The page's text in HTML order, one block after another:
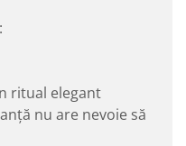
ritual elegant
nu are nevoie să